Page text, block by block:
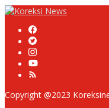
Copyright @2023